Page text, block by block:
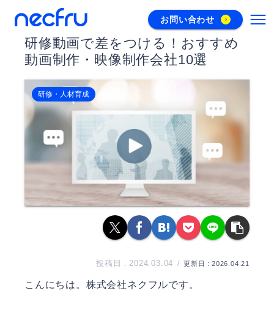
お問い合わせ
研修動画で差をつける！おすすめ
動画制作・映像制作会社10選
研修・人材育成
2024.03.04 2026.04.21
こんにちは。 株式会社ネクフルです。